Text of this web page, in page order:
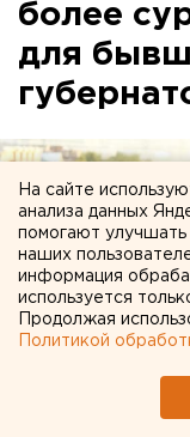
более
для
На сайте
анализа данных
помогают улучшать
наших
информация
используется
Продолжая
Политикой